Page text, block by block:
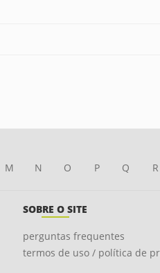
M N O P Q R
SOBRE O SITE
perguntas frequentes
termos de uso / política de